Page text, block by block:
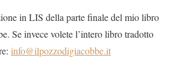
in LIS della parte finale del mio libro
Se invece volete l’intero libro tradotto
info@ilpozzodigiacobbe.it